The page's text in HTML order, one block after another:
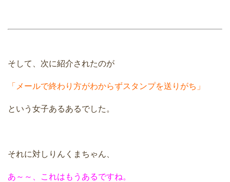
そして、次に紹介されたのが
「メールで終わり方がわからずスタンプを送りがち」
という女子あるあるでした。
それに対しりんくまちゃん、
あ～～、これはもうあるですね。